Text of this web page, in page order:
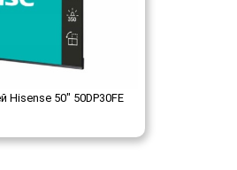
50" 50DP30FE